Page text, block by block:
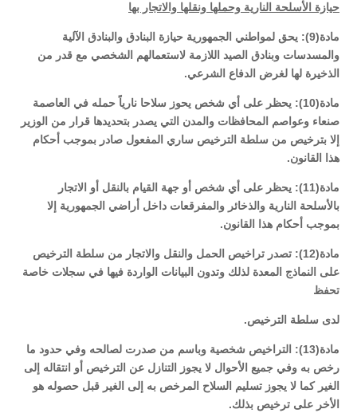
حيازة الأسلحة النارية وحملها ونقلها والاتجار بها
مادة(9): يحق لمواطني الجمهورية حيازة البنادق والبنادق الآلية
والمسدسات وبنادق الصيد اللازمة لاستعمالهم الشخصي مع قدر من
الذخيرة لها لغرض الدفاع الشرعي.
مادة(10): يحظر على أي شخص يحوز سلاحا نارياً حمله في العاصمة
صنعاء وعواصم المحافظات والمدن التي يصدر بتحديدها قرار من الوزير
إلا بترخيص من سلطة الترخيص ساري المفعول صادر بموجب أحكام
هذا القانون.
مادة(11): يحظر على أي شخص أو جهة القيام بالنقل أو الاتجار
بالأسلحة النارية والذخائر والمفرقعات داخل أراضي الجمهورية إلا
بموجب أحكام هذا القانون.
مادة(12): تصدر تراخيص الحمل والنقل والاتجار من سلطة الترخيص
على النماذج المعدة لذلك وتدون البيانات الواردة فيها في سجلات خاصة
تحفظ
لدى سلطة الترخيص.
مادة(13): التراخيص شخصية وباسم من صدرت لصالحه وفي حدود ما
رخص به وفي جميع الأحوال لا يجوز التنازل عن الترخيص أو انتقاله إلى
الغير كما لا يجوز تسليم السلاح المرخص به إلى الغير قبل حصوله هو
الأخر على ترخيص بذلك.